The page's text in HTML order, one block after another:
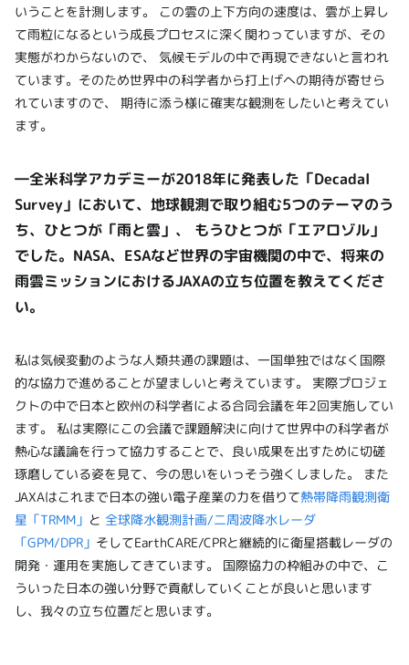
いうことを計測します。 この雲の上下方向の速度は、雲が上昇し
て雨粒になるという成長プロセスに深く関わっていますが、その
実態がわからないので、 気候モデルの中で再現できないと言われ
ています。そのため世界中の科学者から打上げへの期待が寄せら
れていますので、 期待に添う様に確実な観測をしたいと考えてい
ます。
―全米科学アカデミーが2018年に発表した「Decadal
Survey」において、地球観測で取り組む5つのテーマのう
ち、ひとつが「雨と雲」、 もうひとつが「エアロゾル」
でした。NASA、ESAなど世界の宇宙機関の中で、将来の
雨雲ミッションにおけるJAXAの立ち位置を教えてくださ
い。
私は気候変動のような人類共通の課題は、一国単独ではなく国際
的な協力で進めることが望ましいと考えています。 実際プロジェ
クトの中で日本と欧州の科学者による合同会議を年2回実施してい
ます。 私は実際にこの会議で課題解決に向けて世界中の科学者が
熱心な議論を行って協力することで、良い成果を出すために切磋
琢磨している姿を見て、今の思いをいっそう強くしました。 また
JAXAはこれまで日本の強い電子産業の力を借りて熱帯降雨観測衛
星「TRMM」 と 全球降水観測計画/二周波降水レーダ
「GPM/DPR」 そしてEarthCARE/CPRと継続的に衛星搭載レーダの
開発・運用を実施してきています。 国際協力の枠組みの中で、こ
ういった日本の強い分野で貢献していくことが良いと思います
し、我々の立ち位置だと思います。